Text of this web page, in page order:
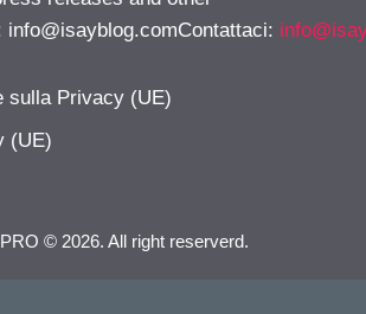
info@isayblog.comContattaci:
sulla Privacy (UE)
(UE)
© 2026. All right reserverd.